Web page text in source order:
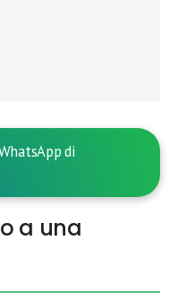
di
a una